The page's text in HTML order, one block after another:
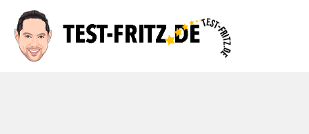
Inhalt
springen